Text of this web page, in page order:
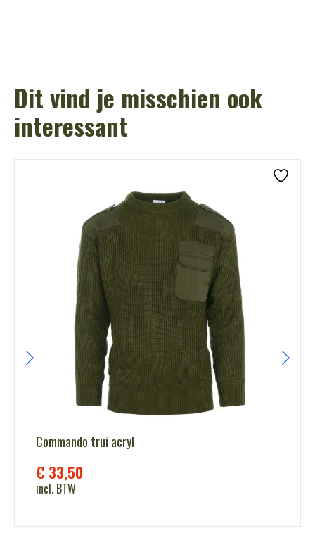
Dit vind je misschien ook
interessant
Commando trui acryl
€ 33,50
incl. BTW